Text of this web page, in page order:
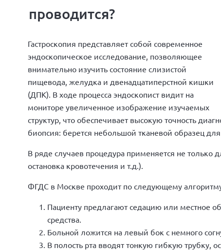
проводится?
Гастроскопия представляет собой современное
эндоскопическое исследование, позволяющее
внимательно изучить состояние слизистой
пищевода, желудка и двенадцатиперстной кишки
(ДПК). В ходе процесса эндоскопист видит на
мониторе увеличенное изображение изучаемых
структур, что обеспечивает высокую точность
биопсия: берется небольшой тканевой образец
В ряде случаев процедура применяется не
остановка кровотечения и т.д.).
ФГДС в Москве проходит по следующему
Пациенту предлагают седацию или местное
средства.
Больной ложится на левый бок с немного
В полость рта вводят тонкую гибкую трубку,